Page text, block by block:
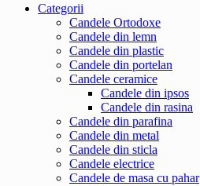
Categorii
Candele Ortodoxe
Candele din lemn
Candele din plastic
Candele din portelan
Candele ceramice
Candele din ipsos
Candele din rasina
Candele din parafina
Candele din metal
Candele din sticla
Candele electrice
Candele de masa cu pahar